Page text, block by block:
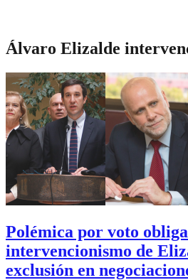
Álvaro Elizalde
Polémica por voto
intervencionismo de
exclusión en